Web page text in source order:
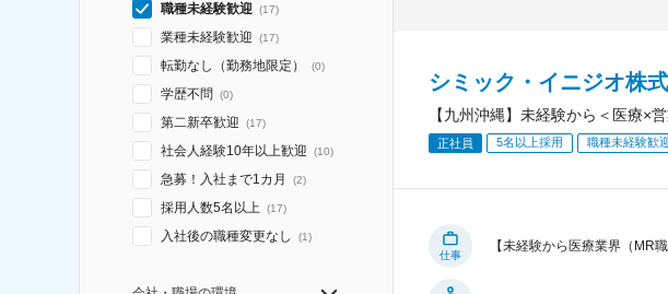
職種未経験歓迎 (17)
業種未経験歓迎 (17)
転勤なし（勤務地限定） (0)
学歴不問 (0)
第二新卒歓迎 (17)
社会人経験10年以上歓迎 (10)
急募！入社まで1カ月 (2)
採用人数5名以上 (17)
入社後の職種変更なし (1)
シミック・イニジオ株
【九州沖縄】未経験から＜医療×
正社員 5名以上採用 職種未経験歓
仕事
【未経験から医療業界（MR